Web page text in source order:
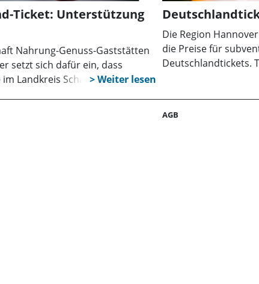
Ticket: Unterstützung
Nahrung-Genuss-Gaststätten
setzt sich dafür ein, dass
Landkreis Schaumburg das
im Monat mit Bussen und
Die Region
die Preise für
Deutschlandtickets.
AGB